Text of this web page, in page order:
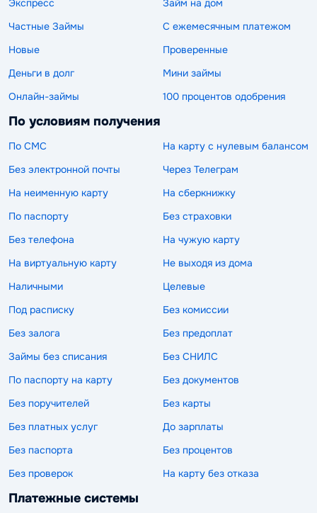
Экспресс
Займ на дом
Частные Займы
С ежемесячным платежом
Новые
Проверенные
Деньги в долг
Мини займы
Онлайн-займы
100 процентов одобрения
По условиям получения
По СМС
На карту с нулевым балансом
Без электронной почты
Через Телеграм
На неименную карту
На сберкнижку
По паспорту
Без страховки
Без телефона
На чужую карту
На виртуальную карту
Не выходя из дома
Наличными
Целевые
Под расписку
Без комиссии
Без залога
Без предоплат
Займы без списания
Без СНИЛС
По паспорту на карту
Без документов
Без поручителей
Без карты
Без платных услуг
До зарплаты
Без паспорта
Без процентов
Без проверок
На карту без отказа
Платежные системы